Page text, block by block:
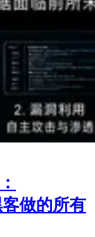
做的所有